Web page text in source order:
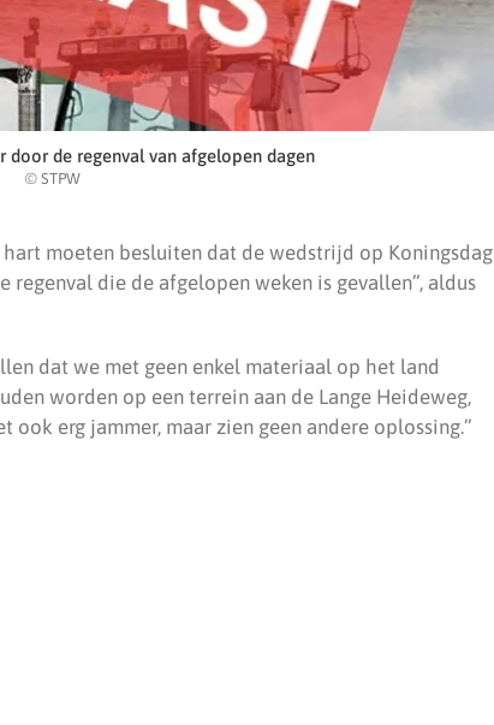
door de regenval van afgelopen dagen
© STPW
moeten besluiten dat de wedstrijd op Koningsdag
die de afgelopen weken is gevallen”, aldus
dat we met geen enkel materiaal op het land
worden op een terrein aan de Lange Heideweg,
ook erg jammer, maar zien geen andere oplossing.”